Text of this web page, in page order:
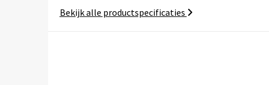
Bekijk alle productspecificaties